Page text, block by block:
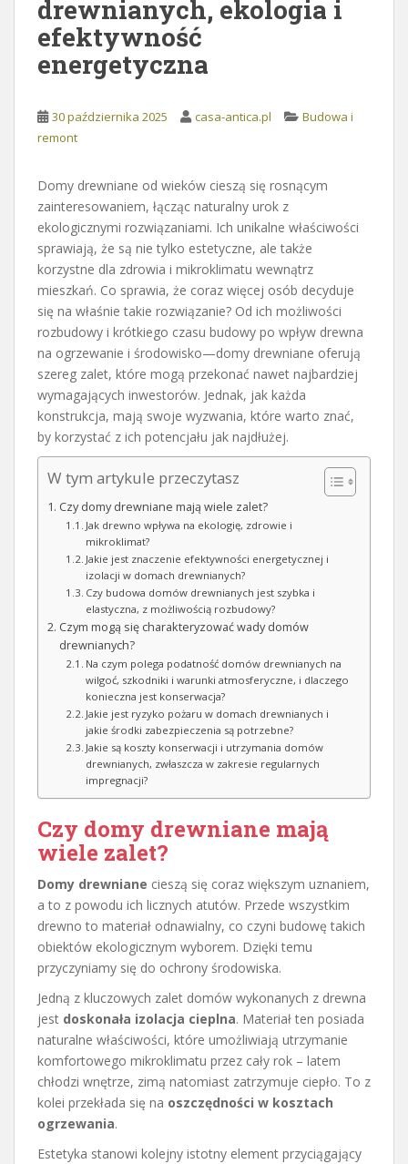
drewnianych, ekologia i
efektywność
energetyczna
30 października 2025 casa-antica.pl
Budowa i
remont
Domy drewniane od wieków cieszą się rosnącym
zainteresowaniem, łącząc naturalny urok z
ekologicznymi rozwiązaniami. Ich unikalne właściwości
sprawiają, że są nie tylko estetyczne, ale także
korzystne dla zdrowia i mikroklimatu wewnątrz
mieszkań. Co sprawia, że coraz więcej osób decyduje
się na właśnie takie rozwiązanie? Od ich możliwości
rozbudowy i krótkiego czasu budowy po wpływ drewna
na ogrzewanie i środowisko—domy drewniane oferują
szereg zalet, które mogą przekonać nawet najbardziej
wymagających inwestorów. Jednak, jak każda
konstrukcja, mają swoje wyzwania, które warto znać,
by korzystać z ich potencjału jak najdłużej.
W tym artykule przeczytasz
Czy domy drewniane mają wiele zalet?
Jak drewno wpływa na ekologię, zdrowie i
mikroklimat?
Jakie jest znaczenie efektywności energetycznej i
izolacji w domach drewnianych?
Czy budowa domów drewnianych jest szybka i
elastyczna, z możliwością rozbudowy?
Czym mogą się charakteryzować wady domów
drewnianych?
Na czym polega podatność domów drewnianych na
wilgoć, szkodniki i warunki atmosferyczne, i dlaczego
konieczna jest konserwacja?
Jakie jest ryzyko pożaru w domach drewnianych i
jakie środki zabezpieczenia są potrzebne?
Jakie są koszty konserwacji i utrzymania domów
drewnianych, zwłaszcza w zakresie regularnych
impregnacji?
Czy domy drewniane mają
wiele zalet?
Domy drewniane cieszą się coraz większym uznaniem,
a to z powodu ich licznych atutów. Przede wszystkim
drewno to materiał odnawialny, co czyni budowę takich
obiektów ekologicznym wyborem. Dzięki temu
przyczyniamy się do ochrony środowiska.
Jedną z kluczowych zalet domów wykonanych z drewna
jest doskonała izolacja cieplna. Materiał ten posiada
naturalne właściwości, które umożliwiają utrzymanie
komfortowego mikroklimatu przez cały rok – latem
chłodzi wnętrze, zimą natomiast zatrzymuje ciepło. To z
kolei przekłada się na oszczędności w kosztach
ogrzewania.
Estetyka stanowi kolejny istotny element przyciągający